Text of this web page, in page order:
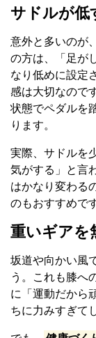
サドルが低
意外と多いのが
の方は、「足が
なり低めに設定
感は大切なので
状態でペダルを
ります。
実際、サドルを
気がする」と言
はかなり変わる
のもおすすめで
重いギアを
坂道や向かい風
う。これも膝へ
に「運動だから
ちに力みすぎて